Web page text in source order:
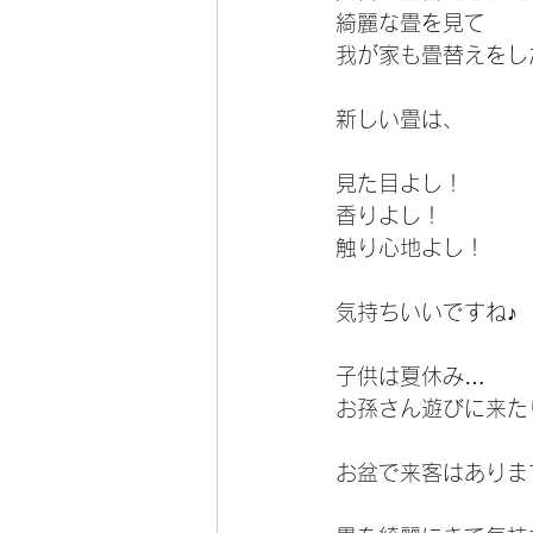
綺麗な畳を見て
我が家も畳替えを
新しい畳は、
見た目よし！
香りよし！
触り心地よし！
気持ちいいですね♪
子供は夏休み…
お孫さん遊びに来た
お盆で来客はありま